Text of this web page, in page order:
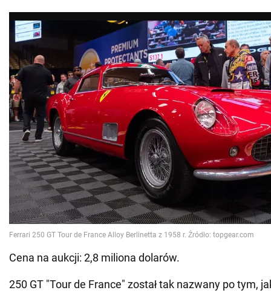
Cena na aukcji: 2,8 miliona dolarów.
250 GT "Tour de France" został tak nazwany po tym,